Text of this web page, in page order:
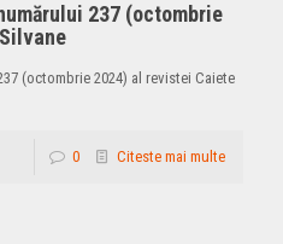
237 (octombrie
(octombrie 2024) al revistei Caiete
0 Citeste mai multe